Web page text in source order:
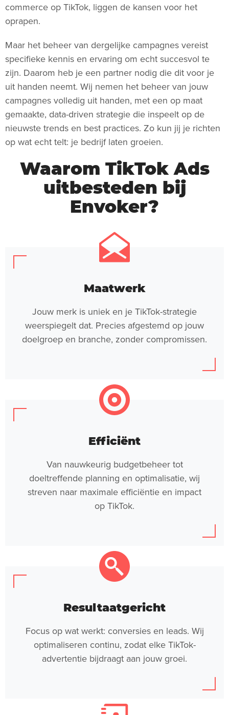
commerce op TikTok, liggen de kansen voor het
oprapen.
Maar het beheer van dergelijke campagnes vereist
specifieke kennis en ervaring om echt succesvol te
zijn. Daarom heb je een partner nodig die dit voor je
uit handen neemt. Wij nemen het beheer van jouw
campagnes volledig uit handen, met een op maat
gemaakte, data-driven strategie die inspeelt op de
nieuwste trends en best practices. Zo kun jij je richten
op wat echt telt: je bedrijf laten groeien.
Waarom TikTok Ads
uitbesteden bij
Envoker?
Maatwerk
Jouw merk is uniek en je TikTok-strategie
weerspiegelt dat. Precies afgestemd op jouw
doelgroep en branche, zonder compromissen.
Efficiënt
Van nauwkeurig budgetbeheer tot
doeltreffende planning en optimalisatie, wij
streven naar maximale efficiëntie en impact
op TikTok.
Resultaatgericht
Focus op wat werkt: conversies en leads. Wij
optimaliseren continu, zodat elke TikTok-
advertentie bijdraagt aan jouw groei.